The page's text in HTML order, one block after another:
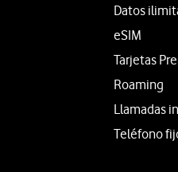
Datos
eSIM
Tarjetas
Roaming
Llamadas
Teléfono